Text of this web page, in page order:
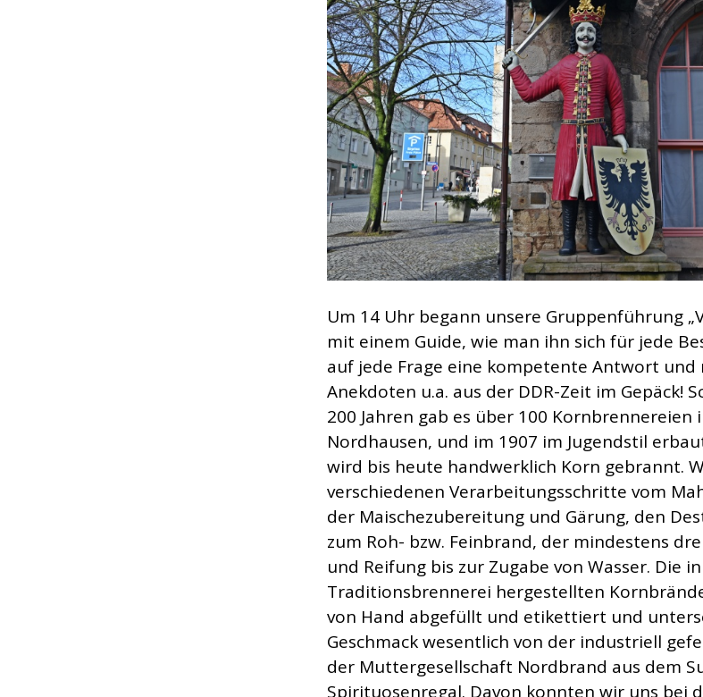
Um 14 Uhr begann unsere Gruppenführung
mit einem Guide, wie man ihn sich für jede
auf jede Frage eine kompetente Antwort und
Anekdoten u.a. aus der DDR-Zeit im Gepäck!
200 Jahren gab es über 100 Kornbrennereien
Nordhausen, und im 1907 im Jugendstil
wird bis heute handwerklich Korn gebrannt.
verschiedenen Verarbeitungsschritte vom
der Maischezubereitung und Gärung, den
zum Roh- bzw. Feinbrand, der mindestens
und Reifung bis zur Zugabe von Wasser. Die
Traditionsbrennerei hergestellten
von Hand abgefüllt und etikettiert und
Geschmack wesentlich von der industriell
der Muttergesellschaft Nordbrand aus dem
Spirituosenregal. Davon konnten wir uns bei